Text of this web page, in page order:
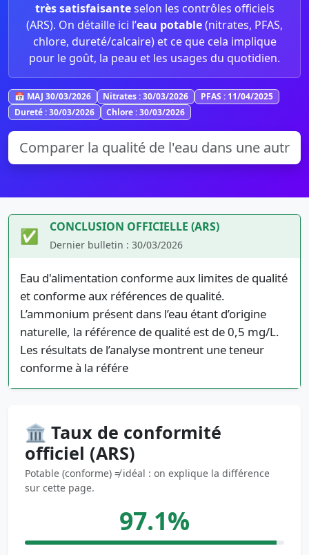
très satisfaisanteselon les contrôles officiels
(ARS). On détaille ici l’eau potable(nitrates, PFAS,
chlore, dureté/calcaire) et ce que cela implique
pour le goût, la peau et les usages du quotidien.
📅 MAJ 30/03/2026 Nitrates : 30/03/2026
PFAS : 11/04/2025
Dureté : 30/03/2026
Chlore : 30/03/2026
✅ CONCLUSION OFFICIELLE (ARS)
Dernier bulletin : 30/03/2026
Eau d'alimentation conforme aux limites de qualité
et conforme aux références de qualité.
L’ammonium présent dans l’eau étant d’origine
naturelle, la référence de qualité est de 0,5 mg/L.
Les résultats de l’analyse montrent une teneur
conforme à la référe
🏛️ Taux de conformité
officiel (ARS)
Potable (conforme) ≠ idéal : on explique la différence
sur cette page.
97.1%